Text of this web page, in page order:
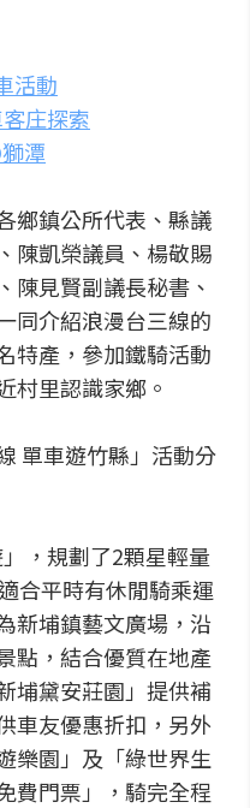
活動
庄探索
潭
鄉鎮公所代表、縣議
陳凱榮議員、楊敬賜
陳見賢副議長秘書、
同介紹浪漫台三線的
特產，參加鐵騎活動
村里認識家鄉。
單車遊竹縣」活動分
，規劃了2顆星輕量
合平時有休閒騎乘運
新埔鎮藝文廣場，沿
點，結合優質在地產
埔黛安莊園」提供補
車友優惠折扣，另外
樂園」及「綠世界生
費門票」，騎完全程